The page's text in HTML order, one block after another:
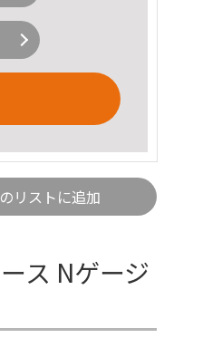
リストに追加
ス Nゲージ